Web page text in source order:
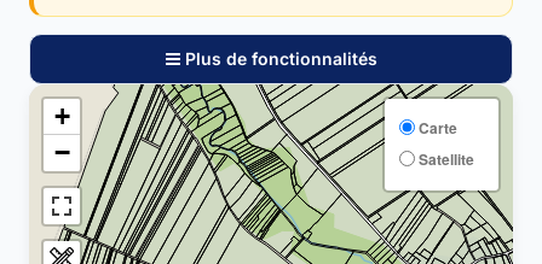
Plus de fonctionnalités
+
−
Carte
Satellite